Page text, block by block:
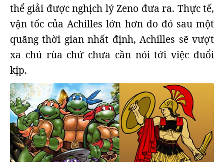
thể giải được nghịch lý Zeno đưa ra. Thực tế,
vận tốc của Achilles lớn hơn do đó sau một
quãng thời gian nhất định, Achilles sẽ vượt
xa chú rùa chứ chưa cần nói tới việc đuổi
kịp.